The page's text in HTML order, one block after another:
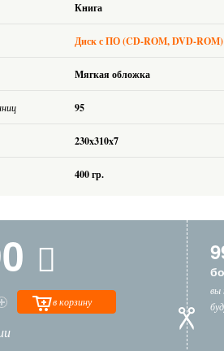
Книга
Диск с ПО (CD-ROM, DVD-ROM)
Мягкая обложка
95
230x310x7
400 гр.
в корзину
вы